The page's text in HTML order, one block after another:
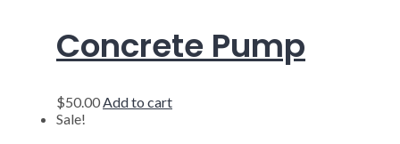
Concrete Pump
$50.00Add to cart
Sale!